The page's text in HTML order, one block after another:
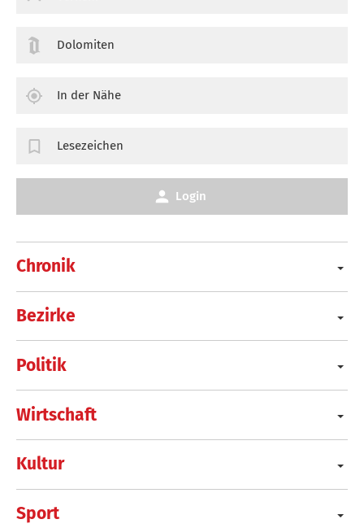
Chronik
Bezirke
Politik
Wirtschaft
Kultur
Sport
Dolomiten
In der Nähe
Lesezeichen
Login